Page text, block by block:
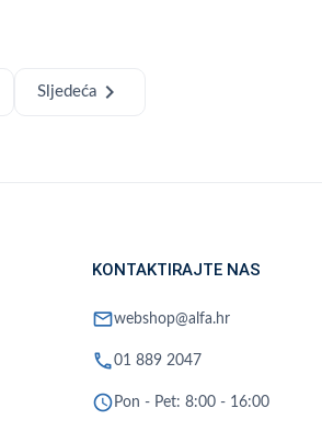
Sljedeća chevron_right
KONTAKTIRAJTE NAS
mailwebshop@alfa.hr
phone01 889 2047
schedule Pon - Pet: 8:00 - 16:00